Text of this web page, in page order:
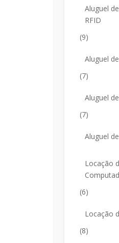
Aluguel
RFID
(9)
Aluguel
(7)
Aluguel
(7)
Aluguel
Locação
(6)
Locação
(8)